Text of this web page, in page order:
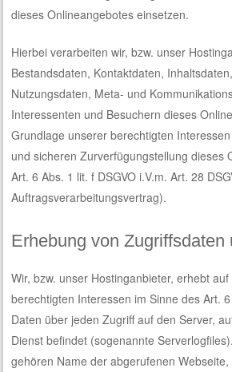
dieses Onlineangebotes einsetzen.
Hierbei verarbeiten wir, bzw. unser
Bestandsdaten, Kontaktdaten,
Nutzungsdaten, Meta- und
Interessenten und Besuchern dieses
Grundlage unserer berechtigten
und sicheren Zurverfügungstellung dieses
Art. 6 Abs. 1 lit. f DSGVO i.V.m. Art. 28
Auftragsverarbeitungsvertrag).
Erhebung von Zugriffsdaten
Wir, bzw. unser Hostinganbieter, erhebt
berechtigten Interessen im Sinne des Art.
Daten über jeden Zugriff auf den Server,
Dienst befindet (sogenannte
gehören Name der abgerufenen